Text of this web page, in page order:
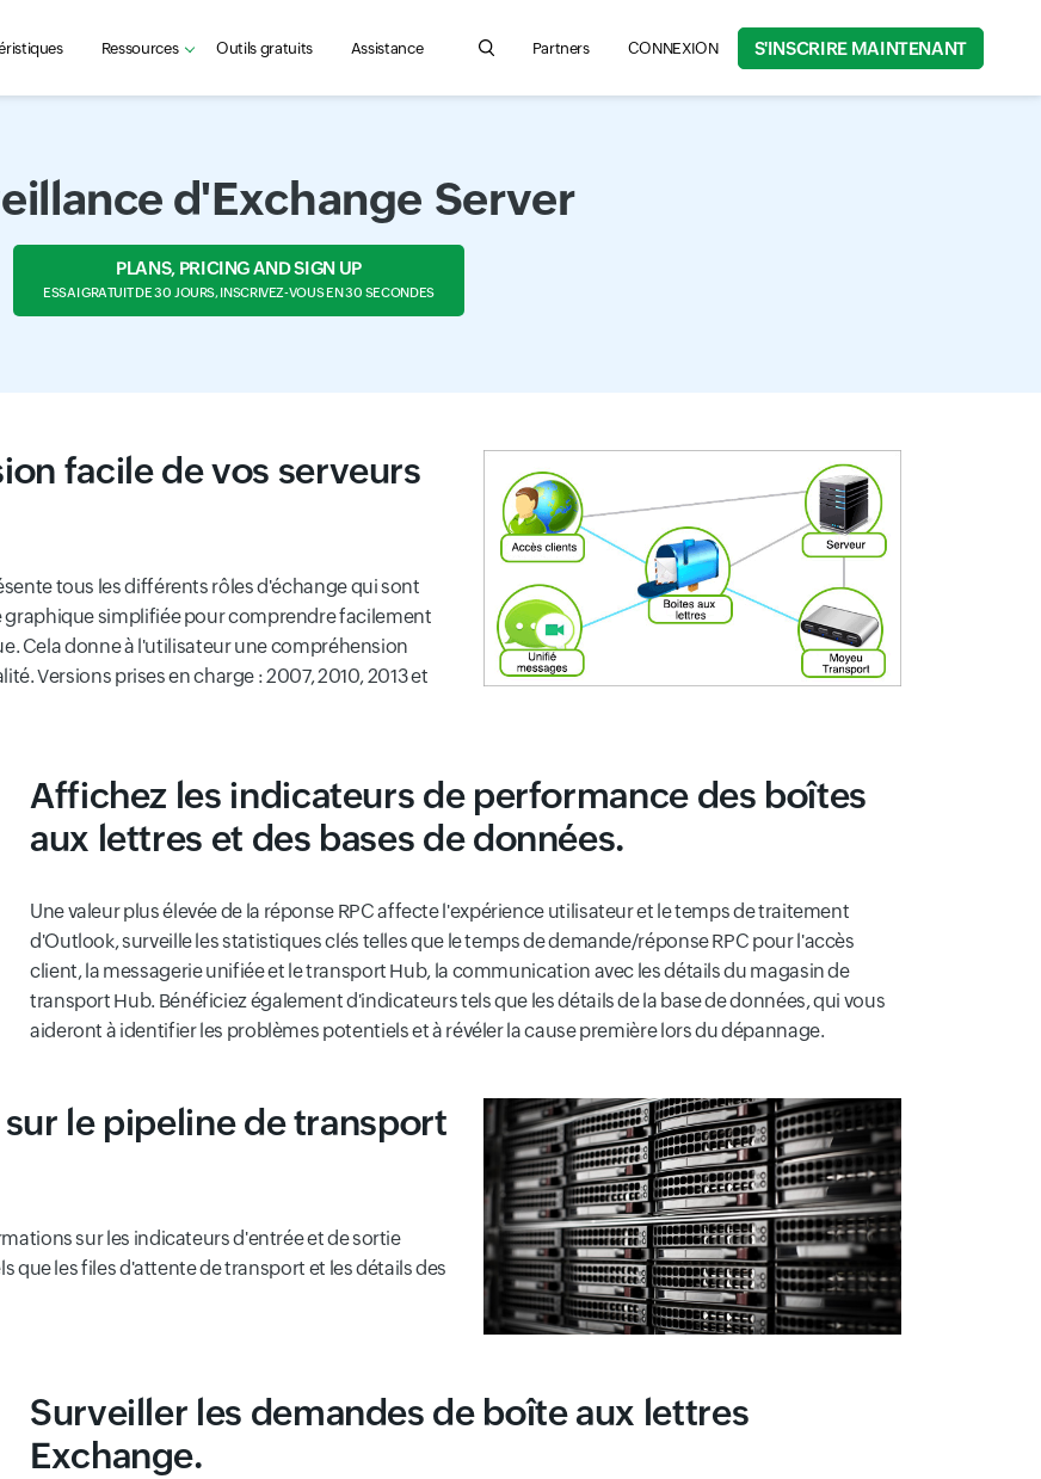
Ressources Outils gratuits Assistance Search for product information, help articles, and more...
Partners CONNEXION S'INSCRIRE MAINTENANT
d'Exchange Server
PLANS, PRICING AND SIGN UP
ESSAI GRATUIT DE 30 JOURS, INSCRIVEZ-VOUS EN 30 SECONDES
facile de vos serveurs
tous les différents rôles d'échange qui sont
simplifiée pour comprendre facilement
Cela donne à l'utilisateur une compréhension
Versions prises en charge : 2007, 2010, 2013 et
Affichez les indicateurs de performance des boîtes
aux lettres et des bases de données.
Une valeur plus élevée de la réponse RPC affecte l'expérience utilisateur et le temps de traitement
d'Outlook, surveille les statistiques clés telles que le temps de demande/réponse RPC pour l'accès
client, la messagerie unifiée et le transport Hub, la communication avec les détails du magasin de
transport Hub. Bénéficiez également d'indicateurs tels que les détails de la base de données, qui vous
aideront à identifier les problèmes potentiels et à révéler la cause première lors du dépannage.
le pipeline de transport
sur les indicateurs d'entrée et de sortie
que les files d'attente de transport et les détails des
Surveiller les demandes de boîte aux lettres
Exchange.